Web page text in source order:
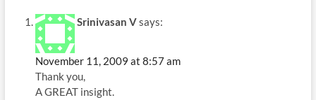
Srinivasan Vsays:
November 11, 2009 at 8:57 am
Thank you,
A GREAT insight.